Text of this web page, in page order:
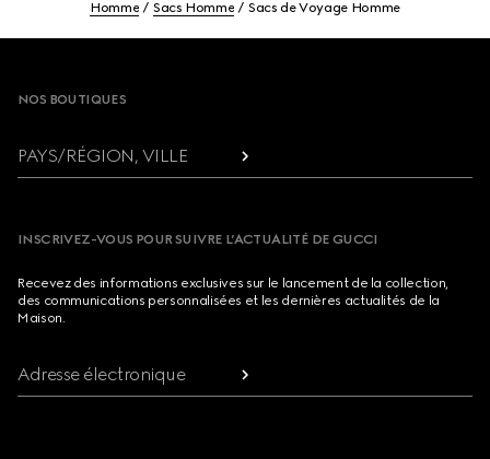
Homme Sacs Homme Sacs de Voyage Homme
NOS BOUTIQUES
PAYS/RÉGION, VILLE
INSCRIVEZ-VOUS POUR SUIVRE L’ACTUALITÉ DE GUCCI
Recevez des informations exclusives sur le lancement de la collection,
des communications personnalisées et les dernières actualités de la
Maison.
Adresse électronique